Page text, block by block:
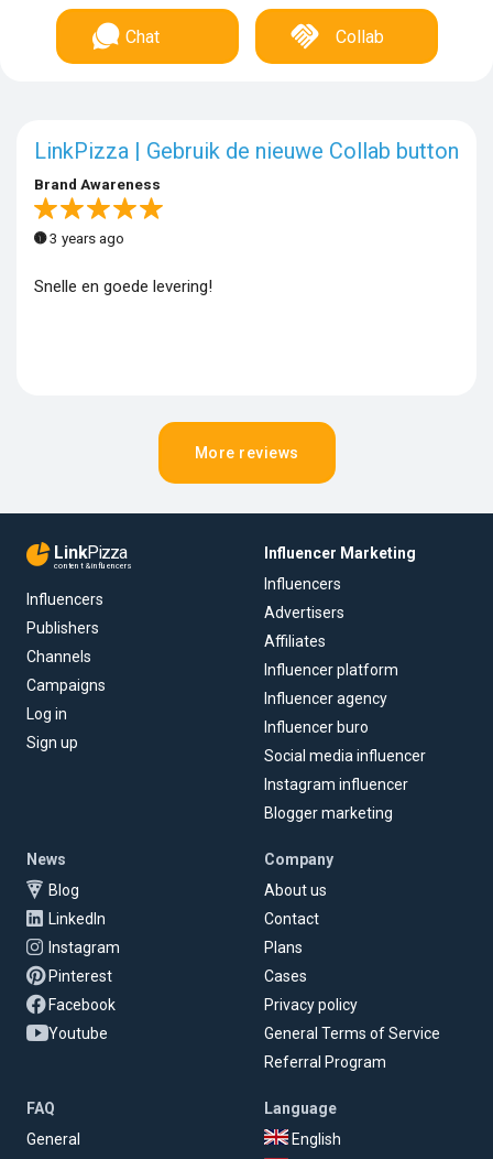
Chat Collab
LinkPizza | Gebruik de nieuwe Collab button
Brand Awareness
3 years ago
Snelle en goede levering!
More reviews
LinkPizza
content & influencers
Influencers
Publishers
Channels
Campaigns
Log in
Sign up
Influencer Marketing
Influencers
Advertisers
Affiliates
Influencer platform
Influencer agency
Influencer buro
Social media influencer
Instagram influencer
Blogger marketing
News
Blog
LinkedIn
Instagram
Pinterest
Facebook
Youtube
Company
About us
Contact
Plans
Cases
Privacy policy
General Terms of Service
Referral Program
FAQ
General
Language
English